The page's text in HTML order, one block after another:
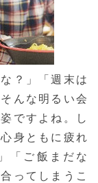
？」「週末は
んな明るい会
ですよね。し
身ともに疲れ
「ご飯まだな
ってしまうこ